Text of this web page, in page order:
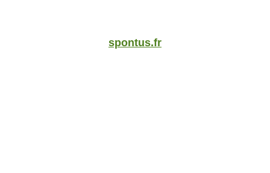
spontus.fr